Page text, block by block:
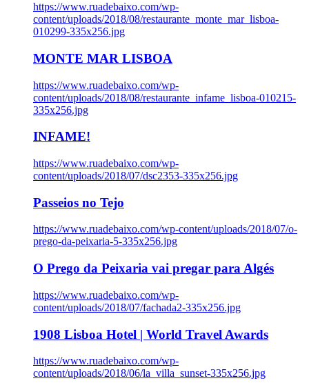
https://www.ruadebaixo.com/wp-
content/uploads/2018/08/restaurante_monte_mar_lisboa-
010299-335x256.jpg
MONTE MAR LISBOA
https://www.ruadebaixo.com/wp-
content/uploads/2018/08/restaurante_infame_lisboa-010215-
335x256.jpg
INFAME!
https://www.ruadebaixo.com/wp-
content/uploads/2018/07/dsc2353-335x256.jpg
Passeios no Tejo
https://www.ruadebaixo.com/wp-content/uploads/2018/07/o-
prego-da-peixaria-5-335x256.jpg
O Prego da Peixaria vai pregar para Algés
https://www.ruadebaixo.com/wp-
content/uploads/2018/07/fachada2-335x256.jpg
1908 Lisboa Hotel | World Travel Awards
https://www.ruadebaixo.com/wp-
content/uploads/2018/06/la_villa_sunset-335x256.jpg